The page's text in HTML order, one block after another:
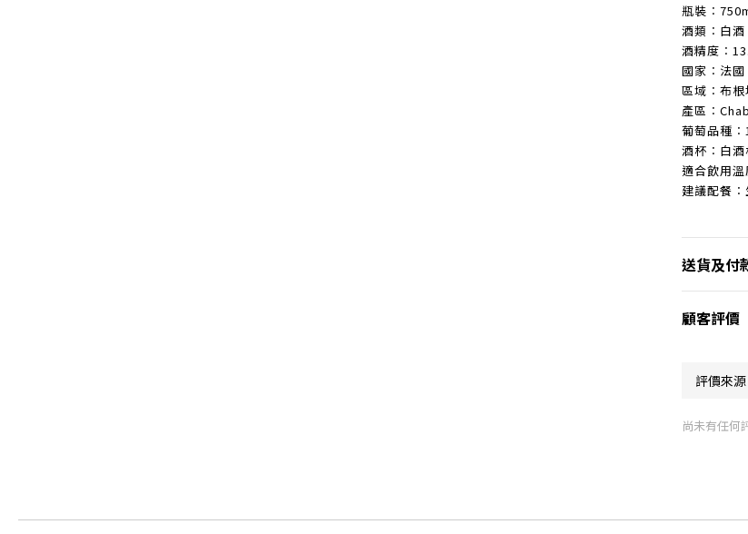
瓶裝
酒類︰白酒
酒精度
國家︰法國
區域︰布根
產區
葡萄品種
酒杯︰白
適合飲用
建議配餐
送貨及付
顧客評價
尚未有任何